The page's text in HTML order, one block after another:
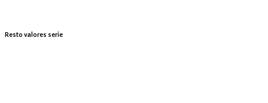
Resto valores serie